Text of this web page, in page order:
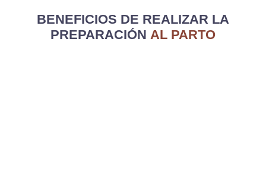
BENEFICIOS DE REALIZAR LA
PREPARACIÓN AL PARTO